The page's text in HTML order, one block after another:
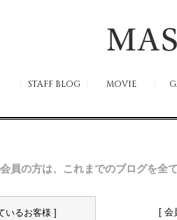
STAFF BLOG MOVIE
員の方は、これまでのブログを全
いるお客様 ] [ 会